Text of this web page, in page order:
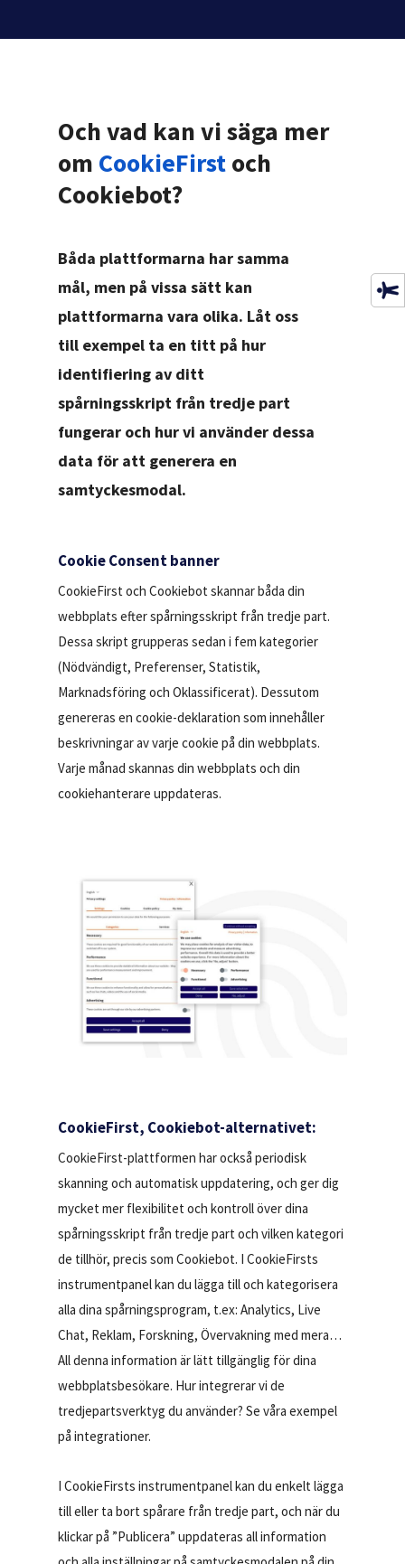
Och vad kan vi säga mer
om CookieFirstoch
Cookiebot?
Båda plattformarna har samma
mål, men på vissa sätt kan
plattformarna vara olika. Låt oss
till exempel ta en titt på hur
identifiering av ditt
spårningsskript från tredje part
fungerar och hur vi använder dessa
data för att generera en
samtyckesmodal.
Cookie Consent banner
CookieFirst och Cookiebot skannar båda din
webbplats efter spårningsskript från tredje part.
Dessa skript grupperas sedan i fem kategorier
(Nödvändigt, Preferenser, Statistik,
Marknadsföring och Oklassificerat). Dessutom
genereras en cookie-deklaration som innehåller
beskrivningar av varje cookie på din webbplats.
Varje månad skannas din webbplats och din
cookiehanterare uppdateras.
CookieFirst, Cookiebot-alternativet:
CookieFirst-plattformen har också periodisk
skanning och automatisk uppdatering, och ger dig
mycket mer flexibilitet och kontroll över dina
spårningsskript från tredje part och vilken kategori
de tillhör, precis som Cookiebot. I CookieFirsts
instrumentpanel kan du lägga till och kategorisera
alla dina spårningsprogram, t.ex: Analytics, Live
Chat, Reklam, Forskning, Övervakning med mera…
All denna information är lätt tillgänglig för dina
webbplatsbesökare. Hur integrerar vi de
tredjepartsverktyg du använder? Se våra exempel
på integrationer.
I CookieFirsts instrumentpanel kan du enkelt lägga
till eller ta bort spårare från tredje part, och när du
klickar på ”Publicera” uppdateras all information